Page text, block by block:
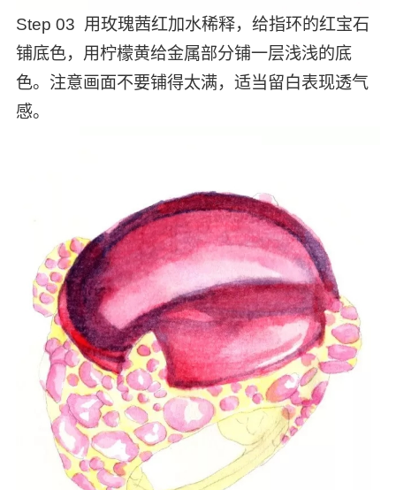
Step 03 用玫瑰茜红加水稀释，给指环的红宝石
铺底色，用柠檬黄给金属部分铺一层浅浅的底
色。注意画面不要铺得太满，适当留白表现透气
感。